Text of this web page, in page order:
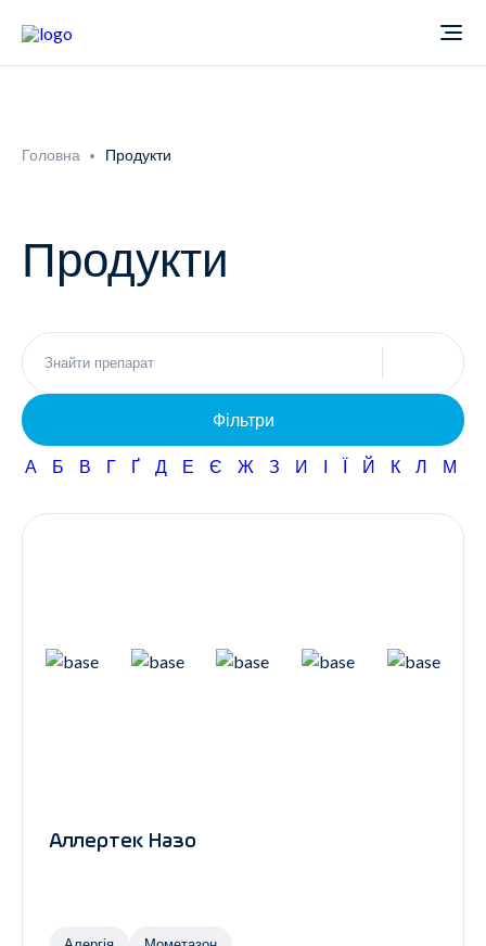
Новини
Неврологія
Фармаконагляд
Кар'єра
Головна Продукти
Продукти
Фільтри
А Б В Г Ґ Д Е Є Ж З И І Ї Й К Л М
Аллертек Назо